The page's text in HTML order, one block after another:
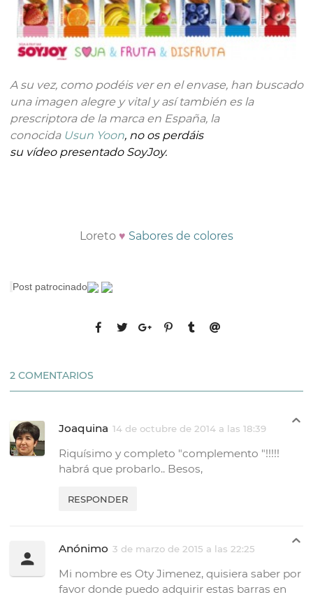
A su vez, como podéis ver en el envase, han buscado
una imagen alegre y vital y así también es la
prescriptora de la marca en España, la
conocida Usun Yoon, no os perdáis
su vídeopresentado SoyJoy.
Loreto ♥ Sabores de colores
Post patrocinado
2 COMENTARIOS
Joaquina 14 de octubre de 2014 a las 18:39
Riquísimo y completo "complemento "!!!!!
habrá que probarlo.. Besos,
RESPONDER
Anónimo 3 de marzo de 2015 a las 22:25
Mi nombre es Oty Jimenez, quisiera saber por
favor donde puedo adquirir estas barras en